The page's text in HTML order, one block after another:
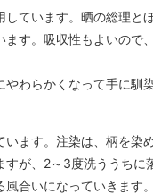
しています。晒の総理
ます。吸収性もよいの
わらかくなって手に馴
ます。注染は、柄を染
すが、2～3度洗ううち
合いになっていきます。